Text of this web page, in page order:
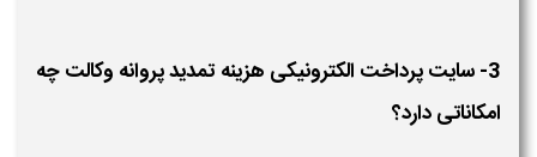
3- سایت پرداخت الکترونیکی هزینه تمدید پروانه وکالت چه
امکاناتی دارد؟